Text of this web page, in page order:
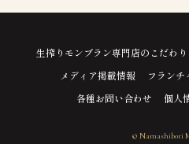
生搾りモンブラン専門店のこだわり
メディア掲載情報
フランチ
各種お問い合わせ
個人
© Namashibori